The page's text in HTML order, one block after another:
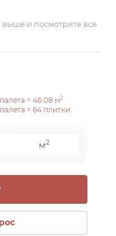
и посмотрите все
палета =46.08 м2
палета =64 плитки
м2